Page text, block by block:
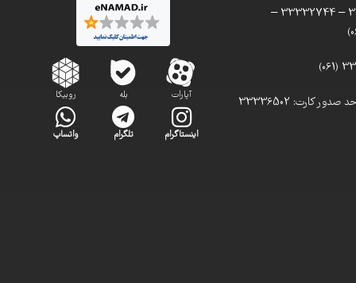
تلفن: 33332900 – 33332744 –
تلفن مستقیم واحد صدور کارت: 33336502 آپارات بله روبیکا
اینستاگرام تلگرام واتساپ